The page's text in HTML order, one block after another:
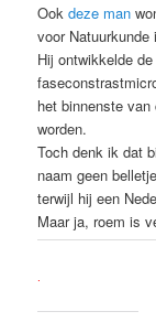
Ookdeze man
voor Natuurkunde
Hij ontwikkelde de
het binnenste
worden.
Toch denk ik dat
naam geen
terwijl hij een
Maar ja, roem is